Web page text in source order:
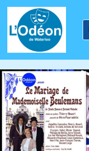
Aller
au
contenu